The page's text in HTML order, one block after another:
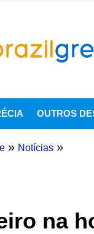
OUTROS
» Notícias »
na